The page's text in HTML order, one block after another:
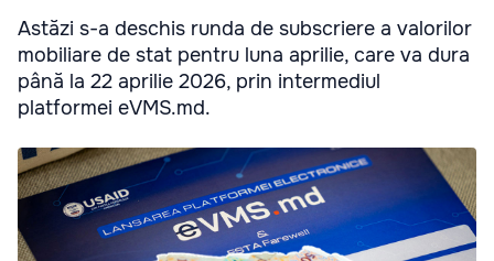
Astăzi s-a deschis runda de subscriere a valorilor
mobiliare de stat pentru luna aprilie, care va dura
până la 22 aprilie 2026, prin intermediul
platformei eVMS.md.